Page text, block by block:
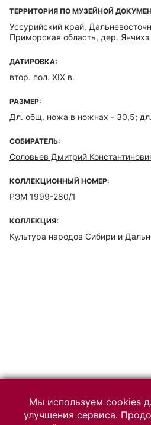
ТЕРРИТОРИЯ ПО МУЗЕЙНОЙ
Уссурийский край,
Приморская область, дер. Янчихэ
ДАТИРОВКА:
втор. пол. XIX в.
РАЗМЕР:
Дл. общ. ножа в ножнах - 30,5;
СОБИРАТЕЛЬ:
Соловьев Дмитрий
КОЛЛЕКЦИОННЫЙ НОМЕР:
РЭМ 1999-280/1
КОЛЛЕКЦИЯ:
Культура народов Сибири и
Мы используем cookies
улучшения сервиса.